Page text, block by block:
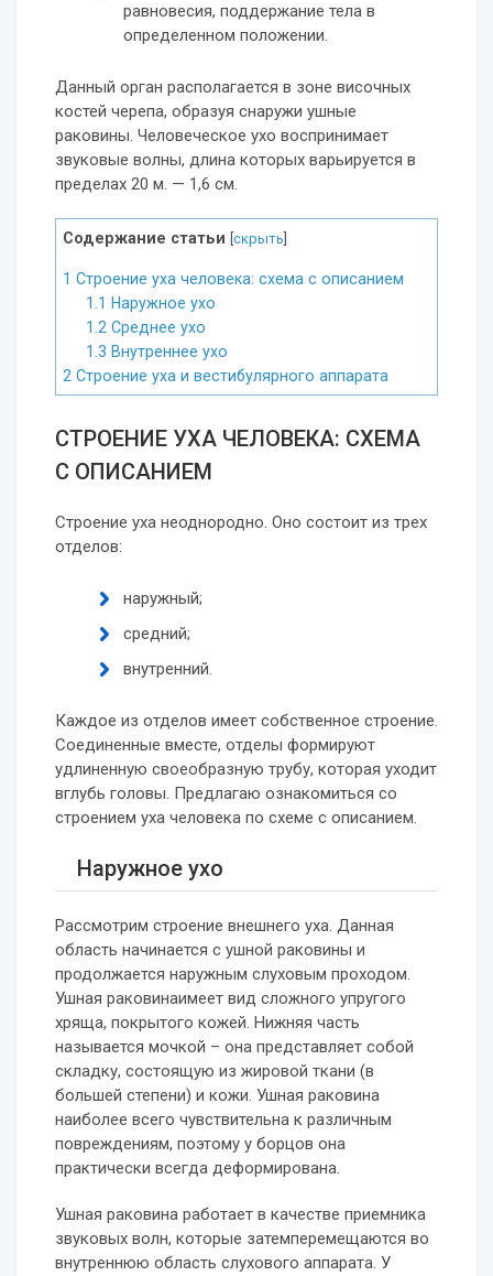
равновесия, поддержание тела в
определенном положении.
Данный орган располагается в зоне височных
костей черепа, образуя снаружи ушные
раковины. Человеческое ухо воспринимает
звуковые волны, длина которых варьируется в
пределах 20 м. — 1,6 см.
Содержание статьи скрыть
1 Строение уха человека: схема с описанием
1.1 Наружное ухо
1.2 Среднее ухо
1.3 Внутреннее ухо
2 Строение уха и вестибулярного аппарата
СТРОЕНИЕ УХА ЧЕЛОВЕКА: СХЕМА
С ОПИСАНИЕМ
Строение уха неоднородно. Оно состоит из трех
отделов:
наружный;
средний;
внутренний.
Каждое из отделов имеет собственное строение.
Соединенные вместе, отделы формируют
удлиненную своеобразную трубу, которая уходит
вглубь головы. Предлагаю ознакомиться со
строением уха человека по схеме с описанием.
Наружное ухо
Рассмотрим строение внешнего уха. Данная
область начинается с ушной раковины и
продолжается наружным слуховым проходом.
Ушная раковинаимеет вид сложного упругого
хряща, покрытого кожей. Нижняя часть
называется мочкой – она представляет собой
складку, состоящую из жировой ткани (в
большей степени) и кожи. Ушная раковина
наиболее всего чувствительна к различным
повреждениям, поэтому у борцов она
практически всегда деформирована.
Ушная раковина работает в качестве приемника
звуковых волн, которые затемперемещаются во
внутреннюю область слухового аппарата. У